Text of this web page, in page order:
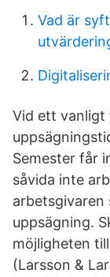
Vad är
Vid ett vanligt
Semester får
såvida inte
arbetsgivaren
uppsägning.
möjligheten
(Larsson &